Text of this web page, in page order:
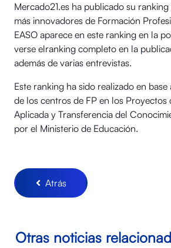
Mercado21.es ha publicado su
más innovadores de Formación
EASO aparece en este ranking en la
verse elranking completo en la
además de varias entrevistas.
Este ranking ha sido realizado en
de los centros de FP en los Proyectos
Aplicada y Transferencia del
por el Ministerio de Educación.
Atrás
Otras noticias